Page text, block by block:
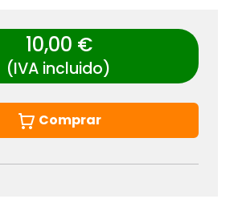
10,00 €
(IVA incluido)
Comprar